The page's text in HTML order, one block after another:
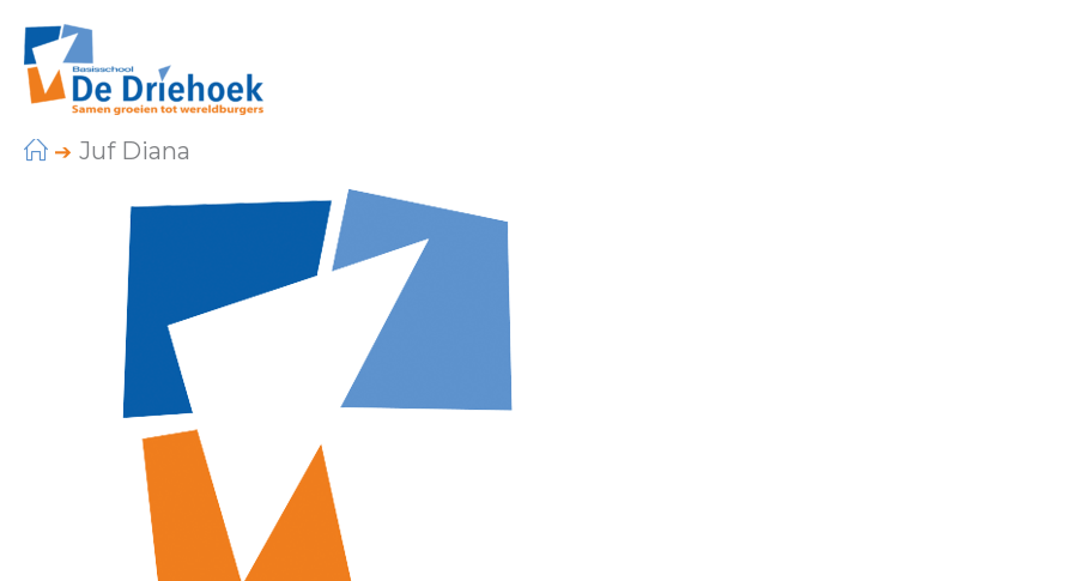
naar
inhoudJuf Diana